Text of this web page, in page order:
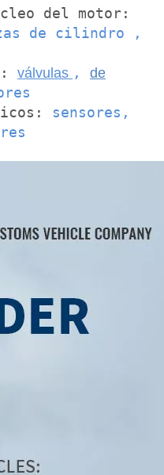
del motor:
de cilindro
,
válvulas , de
sensores,